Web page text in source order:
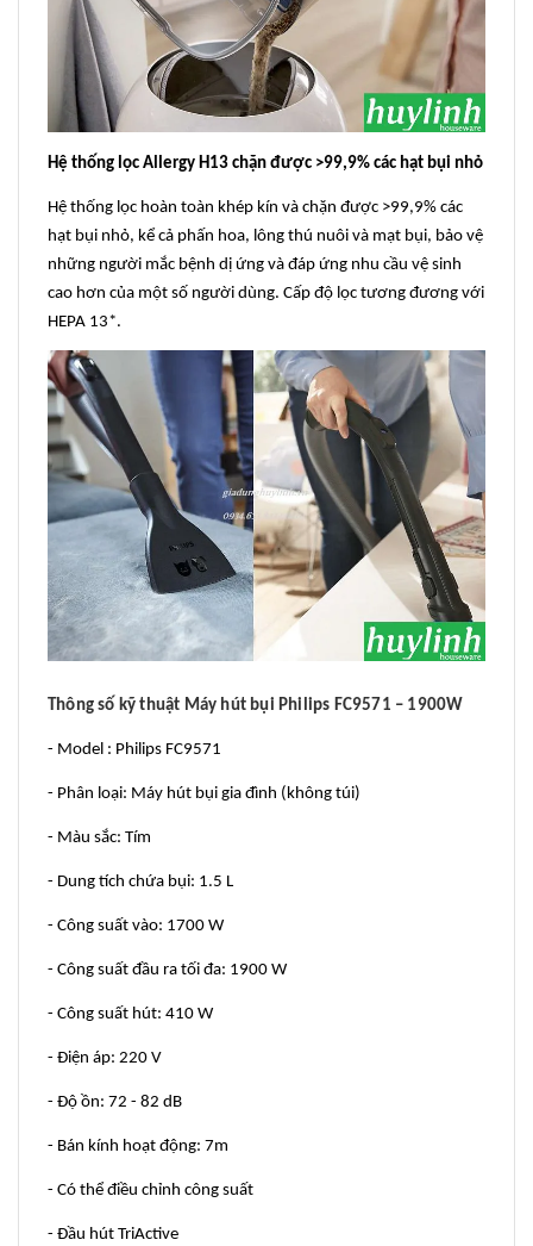
Hệ thống lọc Allergy H13 chặn được >99,9% các hạt bụi nhỏ
Hệ thống lọc hoàn toàn khép kín và chặn được >99,9% các
hạt bụi nhỏ, kể cả phấn hoa, lông thú nuôi và mạt bụi, bảo vệ
những người mắc bệnh dị ứng và đáp ứng nhu cầu vệ sinh
cao hơn của một số người dùng. Cấp độ lọc tương đương với
HEPA 13*.
Thông số kỹ thuật Máy hút bụi Philips FC9571 – 1900W
- Model : Philips FC9571
- Phân loại: Máy hút bụi gia đình (không túi)
- Màu sắc: Tím
- Dung tích chứa bụi: 1.5 L
- Công suất vào: 1700 W
- Công suất đầu ra tối đa: 1900 W
- Công suất hút: 410 W
- Điện áp: 220 V
- Độ ồn: 72 - 82 dB
- Bán kính hoạt động: 7m
- Có thể điều chỉnh công suất
- Đầu hút TriActive